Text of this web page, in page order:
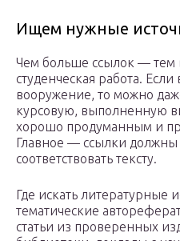
Ищем нужные
Чем больше ссылок — тем
студенческая работа. Если
вооружение, то можно
курсовую, выполненную
хорошо продуманным и
Главное — ссылки должны
соответствовать тексту.
Где искать литературные
тематические
статьи из проверенных